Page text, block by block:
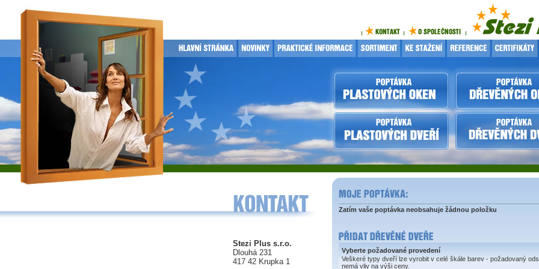
Stezi Plus s.r.o.
Dlouhá 231
417 42 Krupka 1
Zatím vaše poptávka neobsahuje žádnou položku
Vyberte požadované provedení
Veškeré typy dveří lze vyrobit v celé škále barev - požadovaný
nemá vliv na výši ceny.